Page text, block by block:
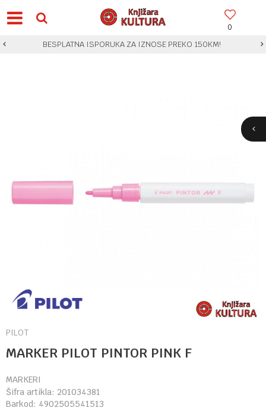
0
BESPLATNA ISPORUKA ZA IZNOSE PREKO 150KM!
PILOT
MARKER PILOT PINTOR PINK F
MARKERI
Šifra artikla: 201034381
Barkod: 4902505541513